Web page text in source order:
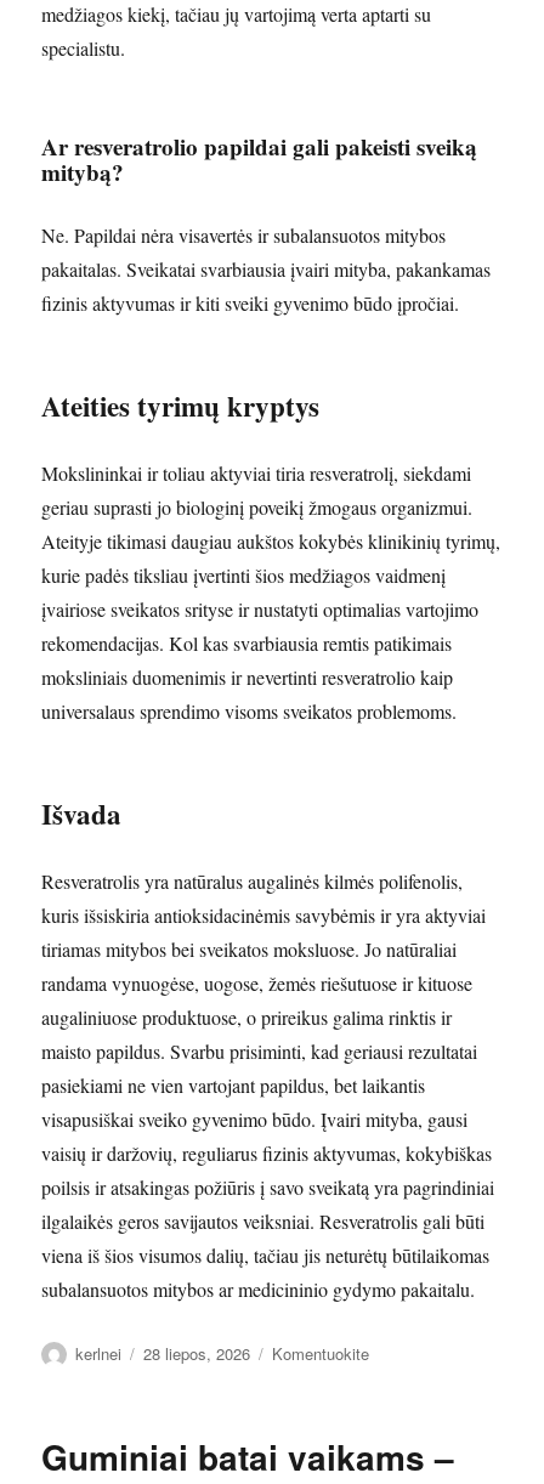
medžiagos kiekį, tačiau jų vartojimą verta aptarti su
specialistu.
Ar resveratrolio papildai gali pakeisti sveiką
mitybą?
Ne. Papildai nėra visavertės ir subalansuotos mitybos
pakaitalas. Sveikatai svarbiausia įvairi mityba, pakankamas
fizinis aktyvumas ir kiti sveiki gyvenimo būdo įpročiai.
Ateities tyrimų kryptys
Mokslininkai ir toliau aktyviai tiria resveratrolį, siekdami
geriau suprasti jo biologinį poveikį žmogaus organizmui.
Ateityje tikimasi daugiau aukštos kokybės klinikinių tyrimų,
kurie padės tiksliau įvertinti šios medžiagos vaidmenį
įvairiose sveikatos srityse ir nustatyti optimalias vartojimo
rekomendacijas. Kol kas svarbiausia remtis patikimais
moksliniais duomenimis ir nevertinti resveratrolio kaip
universalaus sprendimo visoms sveikatos problemoms.
Išvada
Resveratrolis yra natūralus augalinės kilmės polifenolis,
kuris išsiskiria antioksidacinėmis savybėmis ir yra aktyviai
tiriamas mitybos bei sveikatos moksluose. Jo natūraliai
randama vynuogėse, uogose, žemės riešutuose ir kituose
augaliniuose produktuose, o prireikus galima rinktis ir
maisto papildus. Svarbu prisiminti, kad geriausi rezultatai
pasiekiami ne vien vartojant papildus, bet laikantis
visapusiškai sveiko gyvenimo būdo. Įvairi mityba, gausi
vaisių ir daržovių, reguliarus fizinis aktyvumas, kokybiškas
poilsis ir atsakingas požiūris į savo sveikatą yra pagrindiniai
ilgalaikės geros savijautos veiksniai. Resveratrolis gali būti
viena iš šios visumos dalių, tačiau jis neturėtų būtilaikomas
subalansuotos mitybos ar medicininio gydymo pakaitalu.
Autorius
kerlnei Paskelbta
28 liepos, 2026 Komentuokiteįrašą
antioksidantas
Guminiai batai vaikams –